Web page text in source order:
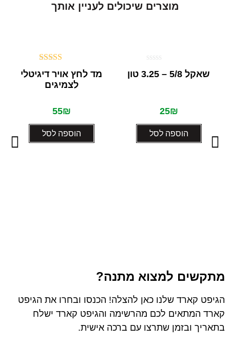
מוצרים שיכולים לעניין אותך
שאקל 5/8 – 3.25 טון
25₪
הוספה לסל
דורג
0
מד לחץ אויר דיגיטלי
לצמיגים
55₪
הוספה לסל
מתוך 5
מתקשים למצוא מתנה?
הגיפט קארד שלנו כאן להצלה! הכנסו ובחרו את הגיפט
קארד המתאים לכם מהרשימה והגיפט קארד ישלח
בתאריך ובזמן שתרצו עם ברכה אישית.